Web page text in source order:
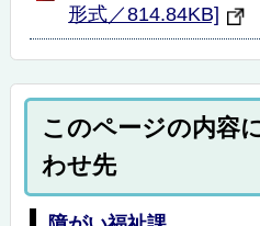
形式／814.84KB]
このページの内容
わせ先